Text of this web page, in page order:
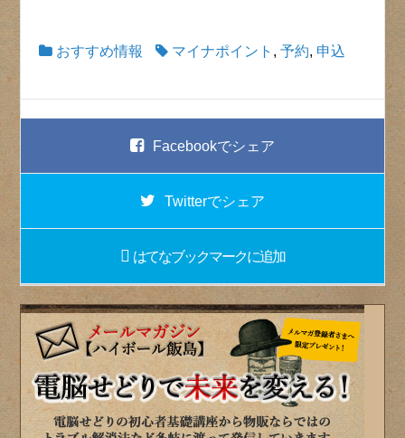
おすすめ情報 マイナポイント ,予約, 申込
Facebookでシェア
Twitterでシェア
はてなブックマークに追加